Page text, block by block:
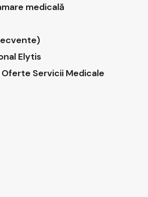
medicală
Elytis
Servicii Medicale